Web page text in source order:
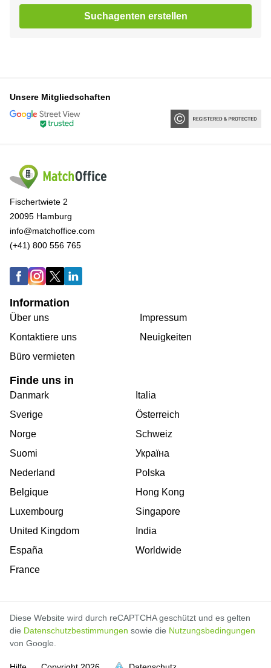
Suchagenten erstellen
Unsere Mitgliedschaften
Fischertwiete 2
20095 Hamburg
info@matchoffice.com
(+41) 800 556 765
Information
Über uns
Kontaktiere uns
Büro vermieten
Impressum
Neuigkeiten
Finde uns in
Danmark
Sverige
Norge
Suomi
Nederland
Belgique
Luxembourg
United Kingdom
España
France
Italia
Österreich
Schweiz
Україна
Polska
Hong Kong
Singapore
India
Worldwide
Diese Website wird durch reCAPTCHA geschützt und es gelten
die Datenschutzbestimmungen sowie die Nutzungsbedingungen
von Google.